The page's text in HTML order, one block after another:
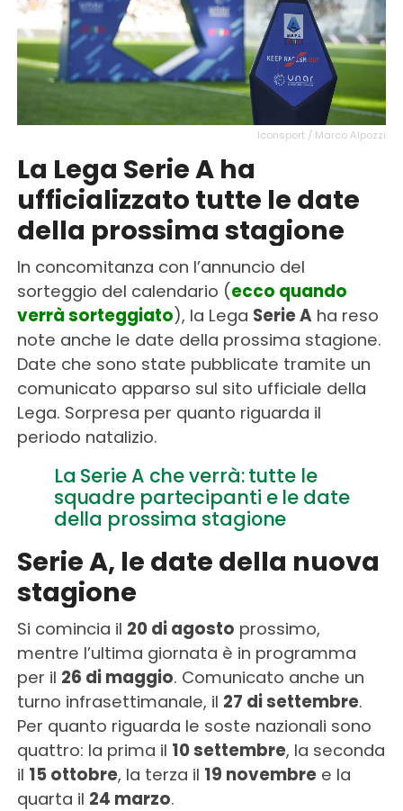
Iconsport / Marco Alpozzi
La Lega Serie A ha
ufficializzato tutte le date
della prossima stagione
In concomitanza con l’annuncio del
sorteggio del calendario (ecco quando
verrà sorteggiato), la Lega Serie A ha reso
note anche le date della prossima stagione.
Date che sono state pubblicate tramite un
comunicato apparso sul sito ufficiale della
Lega. Sorpresa per quanto riguarda il
periodo natalizio.
La Serie A che verrà: tutte le
squadre partecipanti e le date
della prossima stagione
Serie A, le date della nuova
stagione
Si comincia il 20 di agosto prossimo,
mentre l’ultima giornata è in programma
per il 26 di maggio. Comunicato anche un
turno infrasettimanale, il 27 di settembre.
Per quanto riguarda le soste nazionali sono
quattro: la prima il 10 settembre, la seconda
il 15 ottobre, la terza il 19 novembree la
quarta il 24 marzo.